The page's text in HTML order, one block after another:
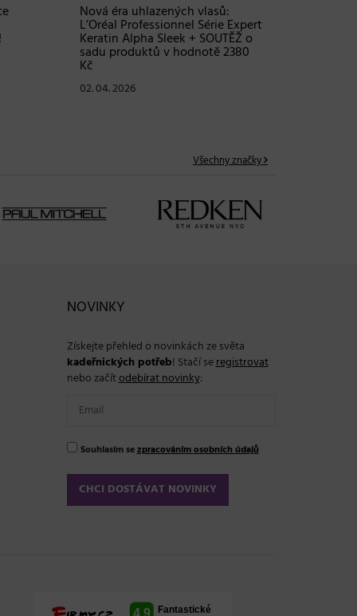
Nová éra uhlazených vlasů:
L’Oréal Professionnel Série Expert
Keratin Alpha Sleek + SOUTĚŽ o
sadu produktů v hodnotě 2380
Kč
02. 04. 2026
Všechny značky
NOVINKY
Získejte přehled o novinkách ze světa
kadeřnických potřeb! Stačí seregistrovat
nebo začítodebírat novinky:
Souhlasím sezpracováním osobních údajů